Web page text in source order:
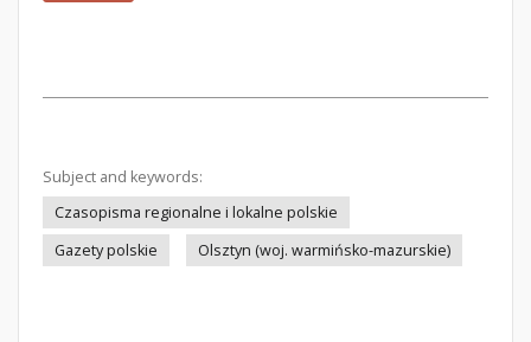
Subject and keywords:
Czasopisma regionalne i lokalne polskie
Gazety polskie
Olsztyn (woj. warmińsko-mazurskie)